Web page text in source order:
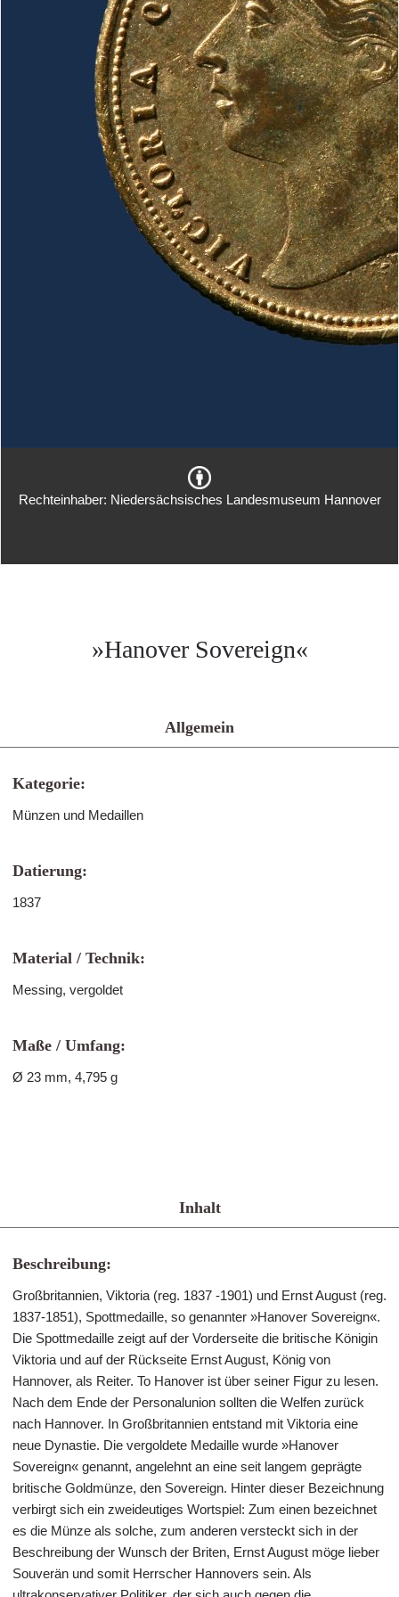
Rechteinhaber: Niedersächsisches Landesmuseum Hannover
»Hanover Sovereign«
Allgemein
Kategorie:
Münzen und Medaillen
Datierung:
1837
Material / Technik:
Messing, vergoldet
Maße / Umfang:
Ø 23 mm, 4,795 g
Inhalt
Beschreibung:
Großbritannien, Viktoria (reg. 1837 -1901) und Ernst August (reg.
1837-1851), Spottmedaille, so genannter »Hanover Sovereign«.
Die Spottmedaille zeigt auf der Vorderseite die britische Königin
Viktoria und auf der Rückseite Ernst August, König von
Hannover, als Reiter. To Hanover ist über seiner Figur zu lesen.
Nach dem Ende der Personalunion sollten die Welfen zurück
nach Hannover. In Großbritannien entstand mit Viktoria eine
neue Dynastie. Die vergoldete Medaille wurde »Hanover
Sovereign« genannt, angelehnt an eine seit langem geprägte
britische Goldmünze, den Sovereign. Hinter dieser Bezeichnung
verbirgt sich ein zweideutiges Wortspiel: Zum einen bezeichnet
es die Münze als solche, zum anderen versteckt sich in der
Beschreibung der Wunsch der Briten, Ernst August möge lieber
Souverän und somit Herrscher Hannovers sein. Als